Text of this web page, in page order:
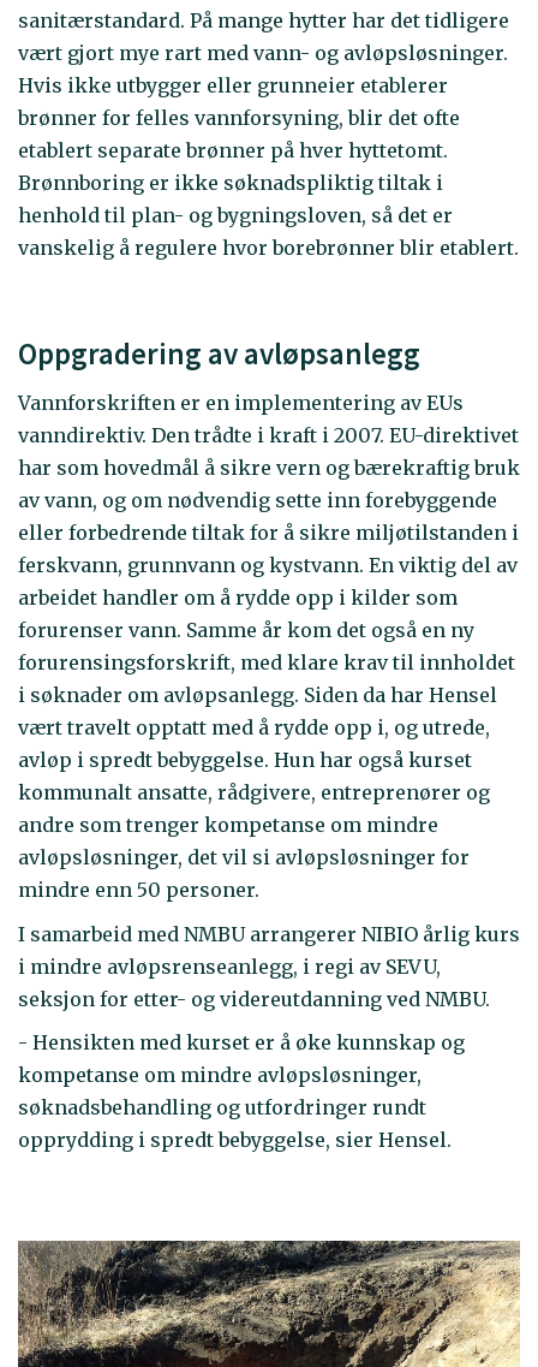
sanitærstandard. På mange hytter har det tidligere
vært gjort mye rart med vann- og avløpsløsninger.
Hvis ikke utbygger eller grunneier etablerer
brønner for felles vannforsyning, blir det ofte
etablert separate brønner på hver hyttetomt.
Brønnboring er ikke søknadspliktig tiltak i
henhold til plan- og bygningsloven, så det er
vanskelig å regulere hvor borebrønner blir etablert.
Oppgradering av avløpsanlegg
Vannforskriften er en implementering av EUs
vanndirektiv. Den trådte i kraft i 2007. EU-direktivet
har som hovedmål å sikre vern og bærekraftig bruk
av vann, og om nødvendig sette inn forebyggende
eller forbedrende tiltak for å sikre miljøtilstanden i
ferskvann, grunnvann og kystvann. En viktig del av
arbeidet handler om å rydde opp i kilder som
forurenser vann. Samme år kom det også en ny
forurensingsforskrift, med klare krav til innholdet
i søknader om avløpsanlegg. Siden da har Hensel
vært travelt opptatt med å rydde opp i, og utrede,
avløp i spredt bebyggelse. Hun har også kurset
kommunalt ansatte, rådgivere, entreprenører og
andre som trenger kompetanse om mindre
avløpsløsninger, det vil si avløpsløsninger for
mindre enn 50 personer.
I samarbeid med NMBU arrangerer NIBIO årlig kurs
i mindre avløpsrenseanlegg, i regi av SEVU,
seksjon for etter- og videreutdanning ved NMBU.
- Hensikten med kurset er å øke kunnskap og
kompetanse om mindre avløpsløsninger,
søknadsbehandling og utfordringer rundt
opprydding i spredt bebyggelse, sier Hensel.